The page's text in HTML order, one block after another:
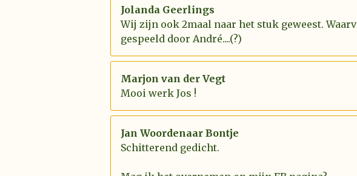
Jolanda Geerlings
Wij zijn ook 2maal naar het stuk geweest.
gespeeld door André....(?)
Marjon van der Vegt
Mooi werk Jos !
Jan Woordenaar Bontje
Schitterend gedicht.